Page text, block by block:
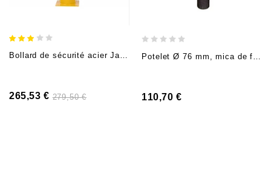
Bollard de sécurité acier Jaune/Noir (H 120cm, Ø15,9cm), à cheviller
265,53 € 279,50 € 110,70 €